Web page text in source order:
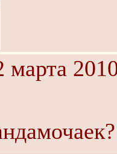
марта